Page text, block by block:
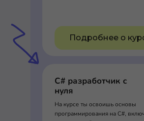
Подробнее о
C# разработчик с
нуля
На курсе ты освоишь основы
программирования на C#,